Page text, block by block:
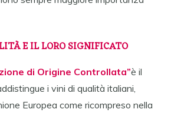
E IL LORO SIGNIFICATO
di Origine Controllata”è il
i vini di qualità italiani,
Europea come ricompreso nella